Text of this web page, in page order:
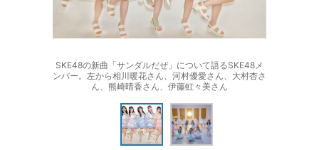
SKE48の新曲「サンダルだぜ」について語るSKE48メ
ンバー。左から相川暖花さん、河村優愛さん、大村杏さ
ん、熊崎晴香さん、伊藤虹々美さん